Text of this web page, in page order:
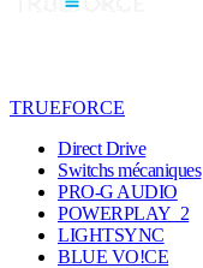
TRUEFORCE
Direct Drive
Switchs mécaniques
PRO-G AUDIO
POWERPLAY 2
LIGHTSYNC
BLUE VO!CE